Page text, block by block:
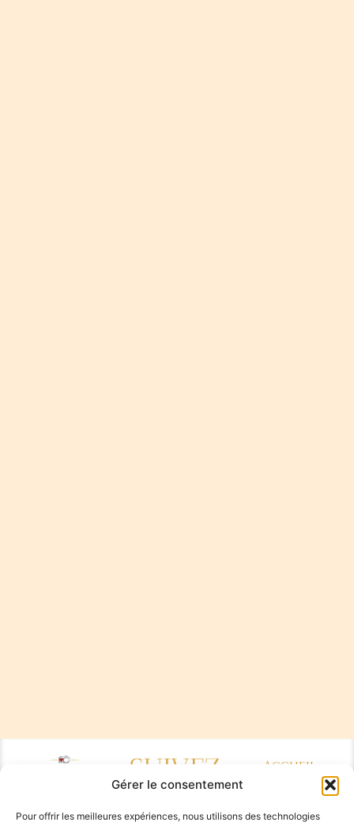
Gérer le consentement
Pour offrir les meilleures expériences, nous utilisons des technologies
SUIVEZ-
MOI
Accueil
Sabrina
photographe